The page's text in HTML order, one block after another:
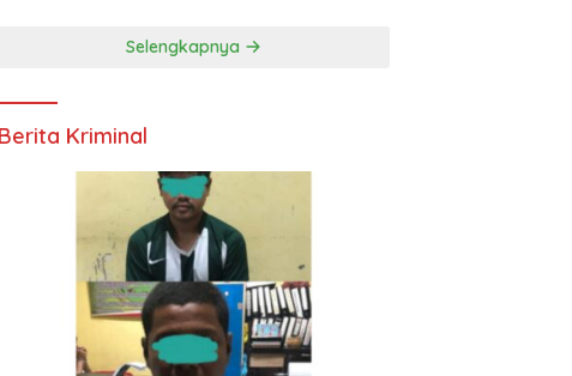
Selengkapnya
Berita Kriminal